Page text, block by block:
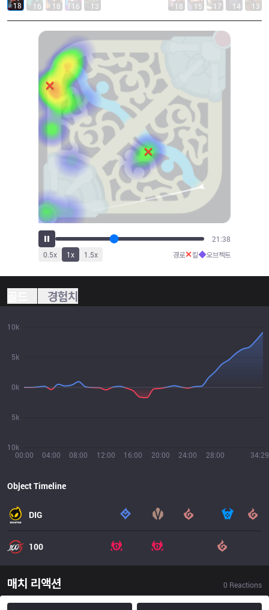
18 16 18 16 13 18 15 17 14 13
23:19
0.5x 1x 1.5x 경로✕킬◆오브젝트
경험치
00:00 04:00 08:00 12:00 16:00 20:00 24:00 28:00 34:29
10k
5k
0k
5k
10k
Object Timeline
DIG
100
매치 리액션 0 Reactions